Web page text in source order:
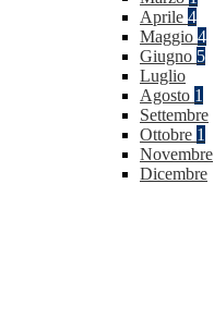
Aprile 4
Maggio 4
Giugno 5
Luglio
Agosto 1
Settembre
Ottobre 1
Novembre
Dicembre